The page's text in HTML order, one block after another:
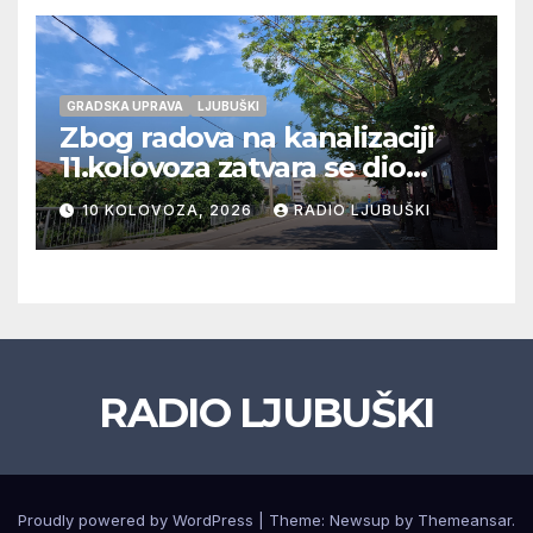
GRADSKA UPRAVA LJUBUŠKI
Zbog radova na kanalizaciji
11.kolovoza zatvara se dio
ulice Petra Barbarića
10 KOLOVOZA, 2026 RADIO LJUBUŠKI
RADIO LJUBUŠKI
Proudly powered by WordPress Theme: Newsup by Themeansar.